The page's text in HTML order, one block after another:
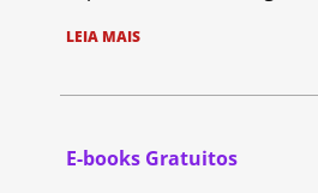
LEIA MAIS
E-books Gratuitos